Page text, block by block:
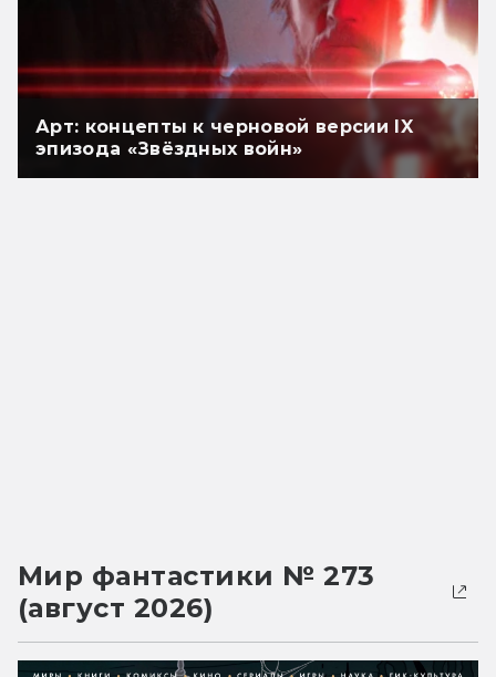
Арт: концепты к черновой версии IX
эпизода «Звёздных войн»
Мир фантастики № 273
(август 2026)